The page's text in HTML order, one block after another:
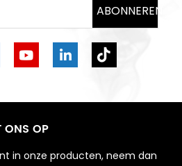
ABONNEREN
ONS OP
in onze producten, neem dan